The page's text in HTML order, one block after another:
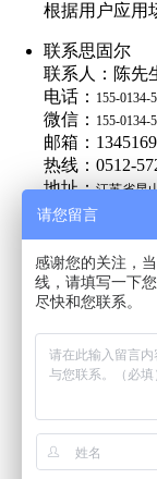
根据用户应用
联系思固尔
联系人：陈先
电话： 155-0134-
微信： 155-0134-
邮箱：
热线：0512-
地址：江苏省昆
抽芯铆钉
世界500强
苏州思固尔紧
请您留言
感谢您的关注，
线，请填写一下
尽快和您联系。